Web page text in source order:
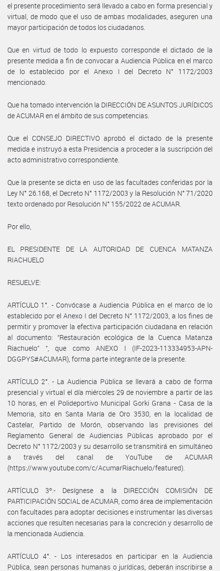
el presente procedimiento será llevado a cabo en forma presencial y
virtual, de modo que el uso de ambas modalidades, aseguren una
mayor participación de todos los ciudadanos.
Que en virtud de todo lo expuesto corresponde el dictado de la
presente medida a fin de convocar a Audiencia Pública en el marco
de lo establecido por el Anexo I del Decreto N° 1172/2003
mencionado.
Que ha tomado intervención la DIRECCIÓN DE ASUNTOS JURÍDICOS
de ACUMAR en el ámbito de sus competencias.
Que el CONSEJO DIRECTIVO aprobó el dictado de la presente
medida e instruyó a esta Presidencia a proceder a la suscripción del
acto administrativo correspondiente.
Que la presente se dicta en uso de las facultades conferidas por la
Ley N° 26.168, el Decreto N° 1172/2003 y la Resolución N° 71/2020
texto ordenado por Resolución N° 155/2022 de ACUMAR.
Por ello,
EL PRESIDENTE DE LA AUTORIDAD DE CUENCA MATANZA
RIACHUELO
RESUELVE:
ARTÍCULO 1°. - Convócase a Audiencia Pública en el marco de lo
establecido por el Anexo I del Decreto N° 1172/2003, a los fines de
permitir y promover la efectiva participación ciudadana en relación
al documento: “Restauración ecológica de la Cuenca Matanza
Riachuelo” “, que como ANEXO I (IF-2023-113334953-APN-
DGGPYS#ACUMAR), forma parte integrante de la presente.
ARTÍCULO 2°. - La Audiencia Pública se llevará a cabo de forma
presencial y virtual el día miércoles 29 de noviembre a partir de las
10 horas, en el Polideportivo Municipal Gorki Grana - Casa de la
Memoria, sito en Santa María de Oro 3530, en la localidad de
Castelar, Partido de Morón, observando las previsiones del
Reglamento General de Audiencias Públicas aprobado por el
Decreto N° 1172/2003 y su desarrollo se transmitirá en simultáneo
a través del canal de YouTube de ACUMAR
(https://www.youtube.com/c/AcumarRiachuelo/featured).
ARTÍCULO 3º.- Desígnese a la DIRECCIÓN COMISIÓN DE
PARTICIPACIÓN SOCIAL de ACUMAR, como área de implementación
con facultades para adoptar decisiones e instrumentar las diversas
acciones que resulten necesarias para la concreción y desarrollo de
la mencionada Audiencia.
ARTÍCULO 4°. - Los interesados en participar en la Audiencia
Pública, sean personas humanas o jurídicas, deberán inscribirse a